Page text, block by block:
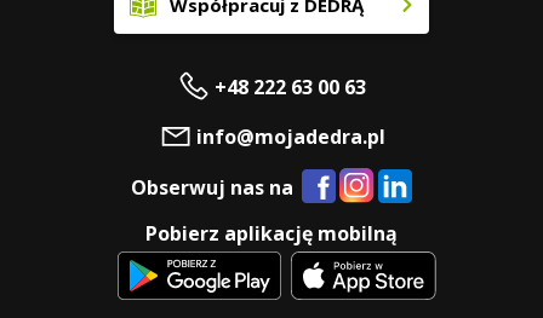
Współpracuj z DEDRĄ
+48 222 63 00 63
info@mojadedra.pl
Obserwuj nas na
Pobierz aplikację mobilną